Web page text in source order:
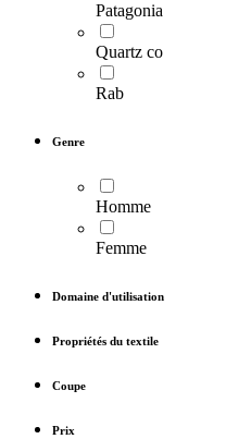
Patagonia
Quartz co
Rab
Genre
Homme
Femme
Domaine d'utilisation
Propriétés du textile
Coupe
Prix